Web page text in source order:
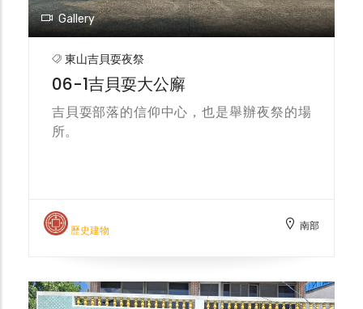
Gallery
東山吉貝耍夜祭
06-1吉貝耍大公廨
吉​貝耍部落​的​信仰​中心，​也​是​舉辦​夜祭​的​場
所。​
歷史建物 南部